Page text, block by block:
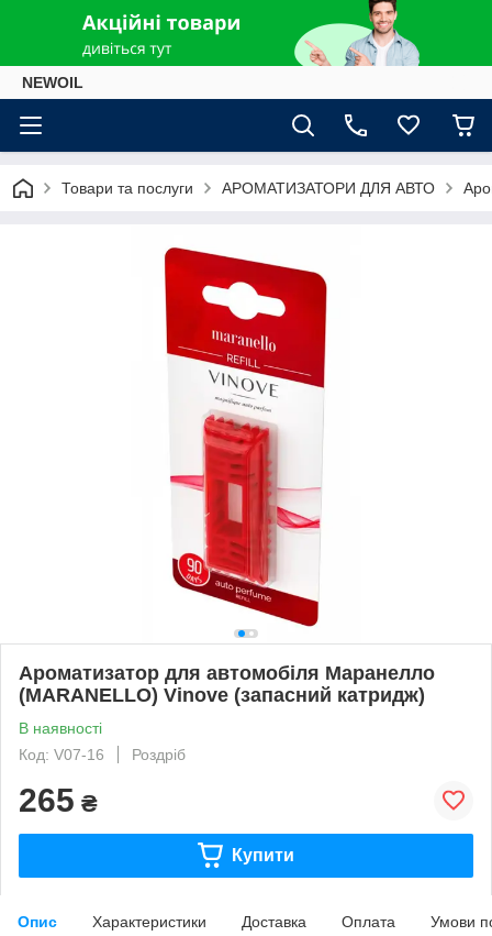
NEWOIL
Товари та послуги АРОМАТИЗАТОРИ ДЛЯ АВТО
Ароматизатор для автомобіля Маранелло
(MARANELLO) Vinove (запасний катридж)
В наявності
Код: V07-16
Роздріб
265 ₴
Купити
Опис Характеристики Доставка Оплата Умови